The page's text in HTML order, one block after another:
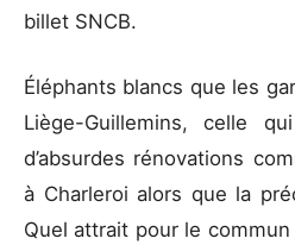
billet SNCB.
Éléphants blancs que les
Liège-Guillemins, celle
d’absurdes rénovations
à Charleroi alors que la
Quel attrait pour le